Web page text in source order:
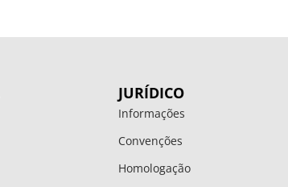
JURÍDICO
Informações
Convenções
Homologação